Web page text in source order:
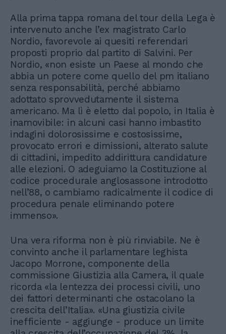
Alla prima tappa romana del tour della Lega è
intervenuto anche l’ex magistrato Carlo
Nordio, favorevole ai quesiti referendari
proposti proprio dal partito di Salvini. Per
Nordio, «non esiste un Paese al mondo che
abbia un potere come quello del pm italiano
senza responsabilità, perché abbiamo
adottato sprovvedutamente il sistema
americano. Ma lì è eletto dal popolo, in Italia è
inamovibile: in alcuni casi hanno imbastito
indagini dolorosissime e costosissime,
provocato errori e dimissioni, alterato salute
di cittadini, impedito addirittura candidature
alle elezioni. O adeguiamo la Costituzione al
codice procedurale anglosassone introdotto
nell’88, o cambiamo radicalmente il codice di
procedura penale eliminando potere
immenso».
Una vera riforma non è più rinviabile. Ne è
convinto anche il parlamentare leghista
Jacopo Morrone, componente della
commissione Giustizia alla Camera, il quale
ricorda «la lentezza dei processi civili, uno
dei fattori determinanti che ostacolano la
crescita dell’Italia». «Una giustizia civile
inefficiente - aggiunge - produce un limite